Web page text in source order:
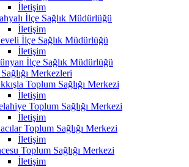
İletişim
İlçe Sağlık Müdürlüğü
İletişim
İlçe Sağlık Müdürlüğü
İletişim
İlçe Sağlık Müdürlüğü
Merkezleri
Toplum Sağlığı Merkezi
İletişim
Toplum Sağlığı Merkezi
İletişim
Toplum Sağlığı Merkezi
İletişim
Toplum Sağlığı Merkezi
İletişim